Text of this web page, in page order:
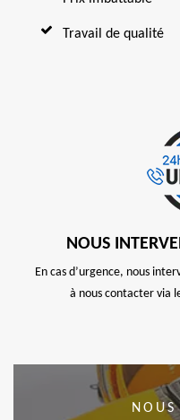
Travail de qualité
NOUS
En cas d’urgence, nous
à nous contacter via